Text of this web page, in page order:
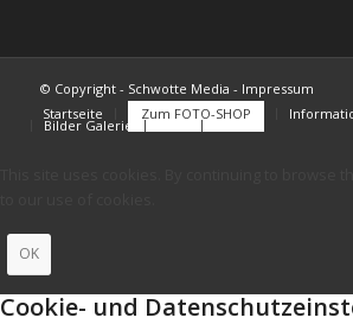
© Copyright - Schwotte Media - Impressum
Startseite
Zum FOTO-SHOP
Bilder Galerie
OK
Cookie- und